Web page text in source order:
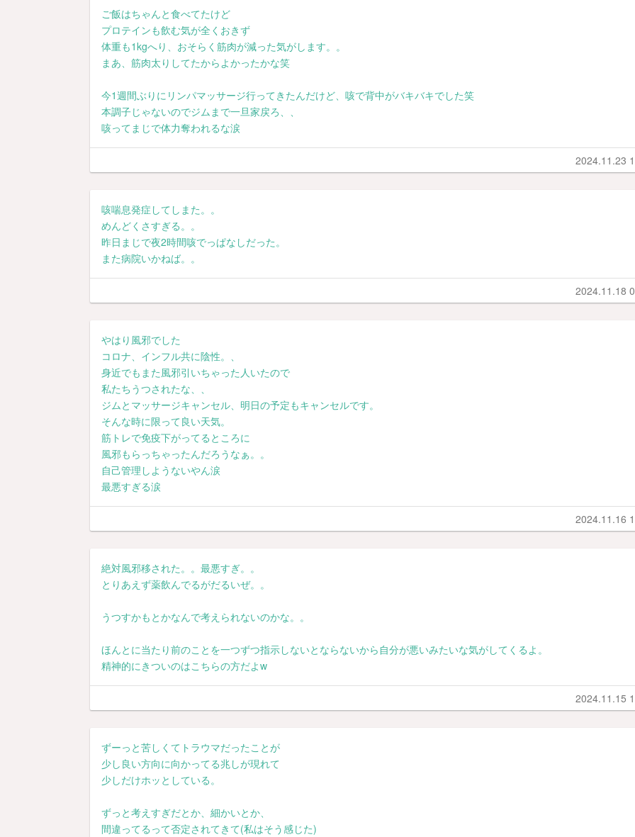
ご飯はちゃんと食べてたけど
プロテインも飲む気が全くおきず
体重も1kgへり、おそらく筋肉が減った気がします。。
まあ、筋肉太りしてたからよかったかな笑
今1週間ぶりにリンパマッサージ行ってきたんだけど、咳で背中がバキバキでした笑
本調子じゃないのでジムまで一旦家戻ろ、、
咳ってまじで体力奪われるな涙
2024.11.23
咳喘息発症してしまた。。
めんどくさすぎる。。
昨日まじで夜2時間咳でっぱなしだった。
また病院いかねば。。
2024.11.18
やはり風邪でした
コロナ、インフル共に陰性。、
身近でもまた風邪引いちゃった人いたので
私たちうつされたな、、
ジムとマッサージキャンセル、明日の予定もキャンセルです。
そんな時に限って良い天気。
筋トレで免疫下がってるところに
風邪もらっちゃったんだろうなぁ。。
自己管理しようないやん涙
最悪すぎる涙
2024.11.16
絶対風邪移された。。最悪すぎ。。
とりあえず薬飲んでるがだるいぜ。。
うつすかもとかなんで考えられないのかな。。
ほんとに当たり前のことを一つずつ指示しないとならないから自分が悪いみたいな気がしてくるよ。
精神的にきついのはこちらの方だよw
2024.11.15
ずーっと苦しくてトラウマだったことが
少し良い方向に向かってる兆しが現れて
少しだけホッとしている。
ずっと考えすぎだとか、細かいとか、
間違ってるって否定されてきて(私はそう感じた)